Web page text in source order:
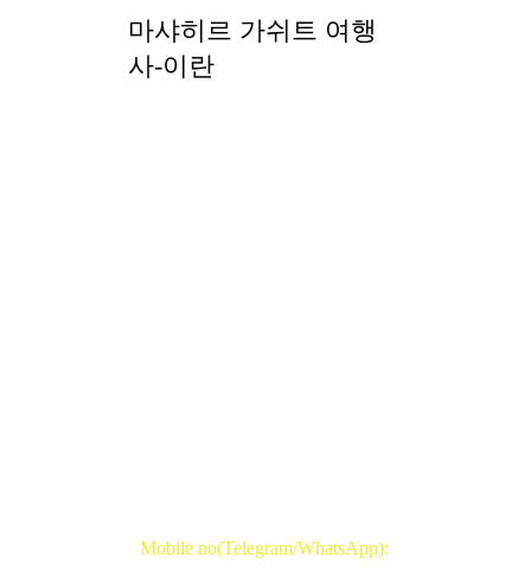
마샤히르 가쉬트 여행
사-이란
Mobile no(Telegram/WhatsApp):